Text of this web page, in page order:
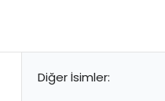
Diğer İsimler: